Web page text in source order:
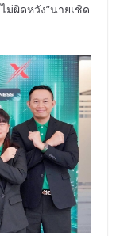
ม่ผิดหวัง”นายเชิด